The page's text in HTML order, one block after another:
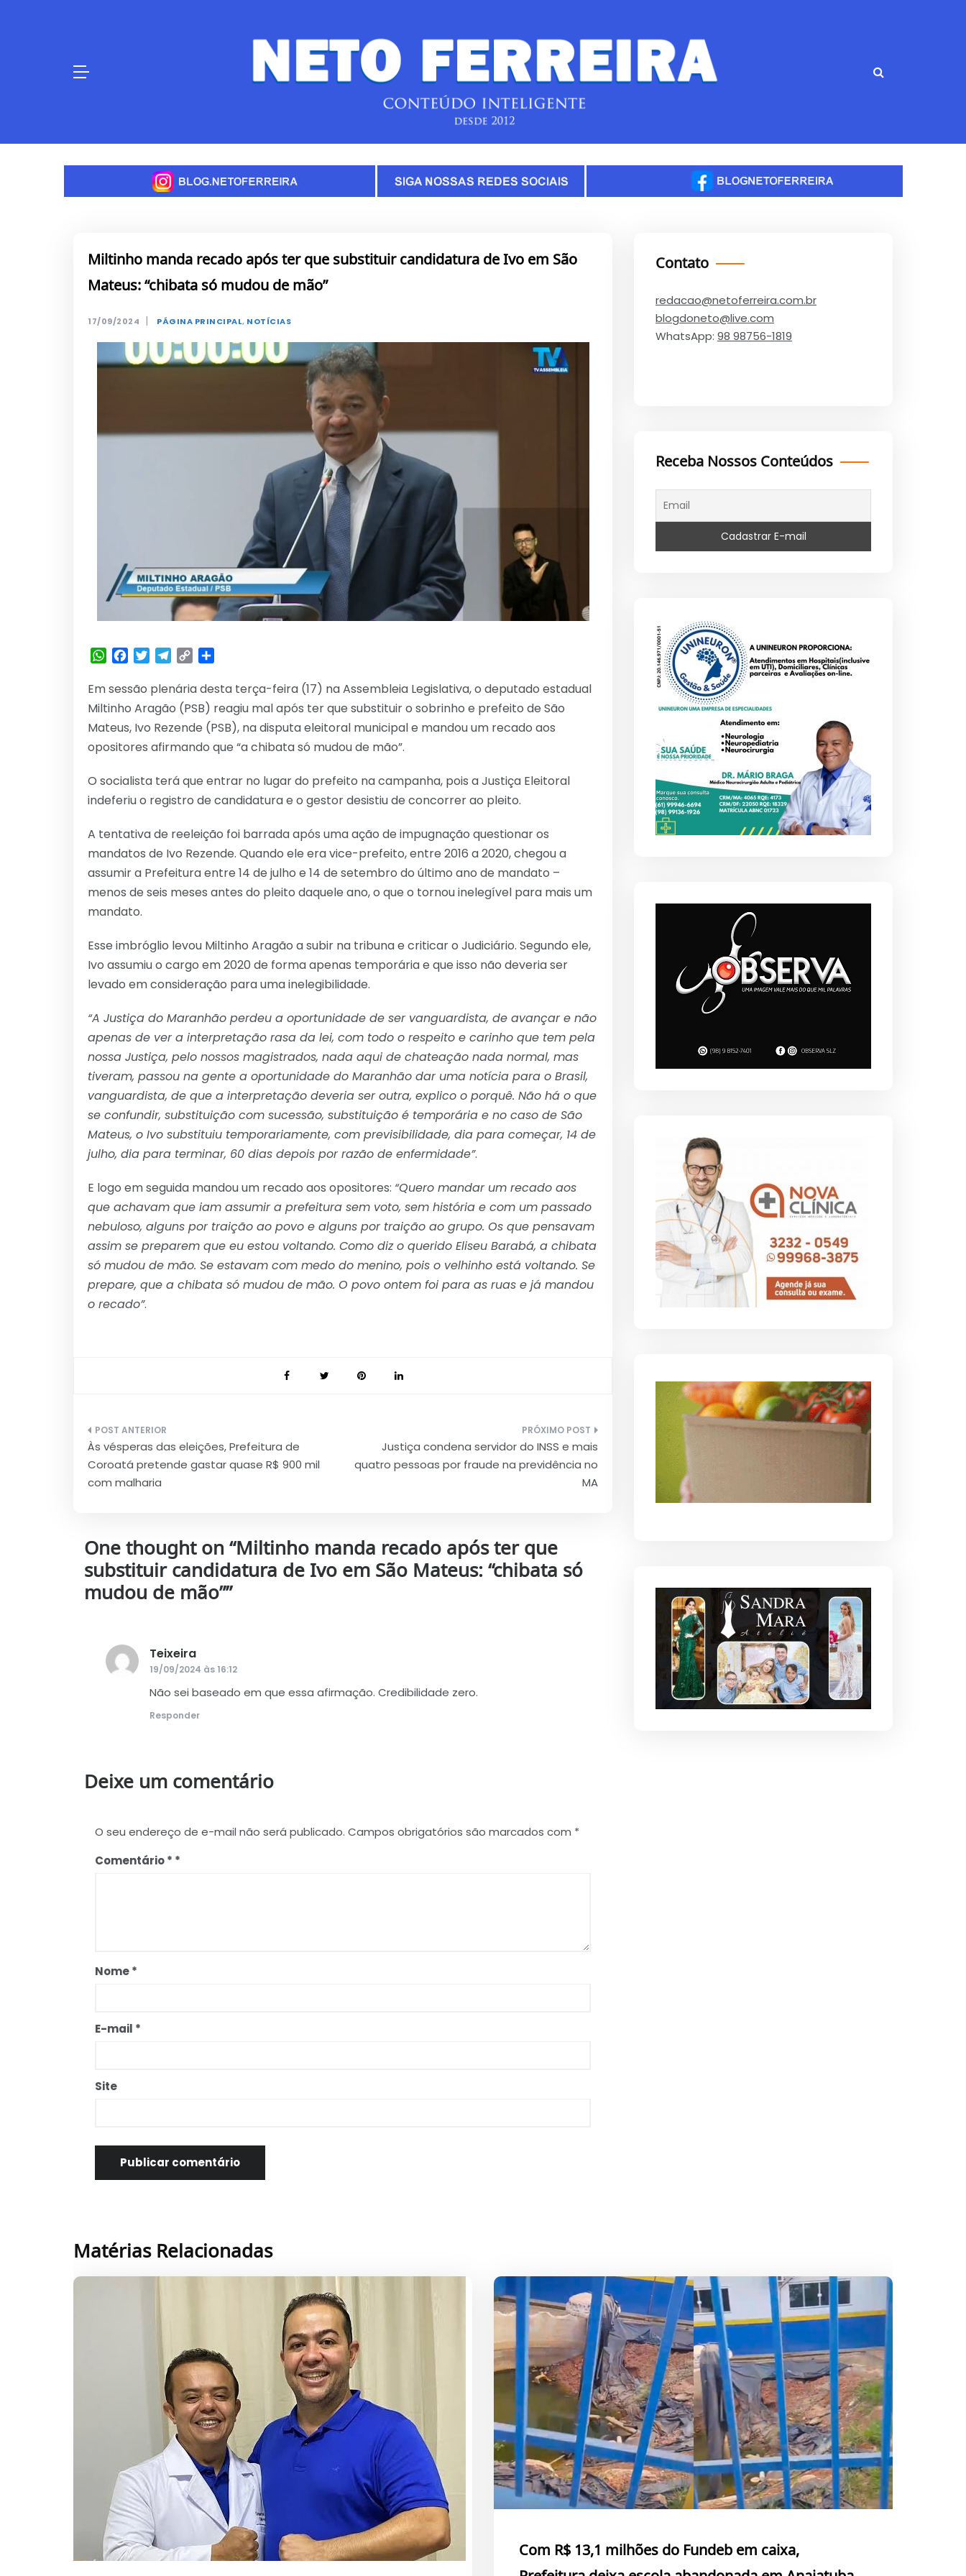
Miltinho manda recado após ter que substituir candidatura de Ivo em São
Mateus: “chibata só mudou de mão”
17/09/2024 | PÁGINA PRINCIPAL, NOTÍCIAS
WhatsApp
Facebook
TwitterTelegram
Copy
Em sessão plenária desta terça-feira (17) na Assembleia Legislativa, o deputado estadual
Miltinho Aragão (PSB) reagiu mal após ter que substituir o sobrinho e prefeito de São
Mateus, Ivo Rezende (PSB), na disputa eleitoral municipal e mandou um recado aos
opositores afirmando que “a chibata só mudou de mão”.
O socialista terá que entrar no lugar do prefeito na campanha, pois a Justiça Eleitoral
indeferiu o registro de candidatura e o gestor desistiu de concorrer ao pleito.
A tentativa de reeleição foi barrada após uma ação de impugnação questionar os
mandatos de Ivo Rezende. Quando ele era vice-prefeito, entre 2016 a 2020, chegou a
assumir a Prefeitura entre 14 de julho e 14 de setembro do último ano de mandato –
menos de seis meses antes do pleito daquele ano, o que o tornou inelegível para mais um
mandato.
Esse imbróglio levou Miltinho Aragão a subir na tribuna e criticar o Judiciário. Segundo ele,
Ivo assumiu o cargo em 2020 de forma apenas temporária e que isso não deveria ser
levado em consideração para uma inelegibilidade.
“A Justiça do Maranhão perdeu a oportunidade de ser vanguardista, de avançar e não
apenas de ver a interpretação rasa da lei, com todo o respeito e carinho que tem pela
nossa Justiça, pelo nossos magistrados, nada aqui de chateação nada normal, mas
tiveram, passou na gente a oportunidade do Maranhão dar uma notícia para o Brasil,
vanguardista, de que a interpretação deveria ser outra, explico o porquê. Não há o que
se confundir, substituição com sucessão, substituição é temporária e no caso de São
Mateus, o Ivo substituiu temporariamente, com previsibilidade, dia para começar, 14 de
julho, dia para terminar, 60 dias depois por razão de enfermidade”.
E logo em seguida mandou um recado aos opositores: “Quero mandar um recado aos
que achavam que iam assumir a prefeitura sem voto, sem história e com um passado
nebuloso, alguns por traição ao povo e alguns por traição ao grupo. Os que pensavam
assim se preparem que eu estou voltando. Como diz o querido Eliseu Barabá, a chibata
só mudou de mão. Se estavam com medo do menino, pois o velhinho está voltando. Se
prepare, que a chibata só mudou de mão. O povo ontem foi para as ruas e já mandou
o recado”.
Navegação
de
Post
Às vésperas das eleições, Prefeitura de
Coroatá pretende gastar quase R$ 900 mil
com malharia
Justiça condena servidor do INSS e mais
quatro pessoas por fraude na previdência no
MA
One thought on “Miltinho manda recado após ter que
substituir candidatura de Ivo em São Mateus: “chibata só
mudou de mão””
Teixeira
19/09/2024 às 16:12
Não sei baseado em que essa afirmação. Credibilidade zero.
Responder
Deixe um comentário
O seu endereço de e-mail não será publicado. Campos obrigatórios são marcados com *
Comentário*
Nome*
E-mail *
Site
Contato
redacao@netoferreira.com.br
blogdoneto@live.com
WhatsApp: 98 98756-1819
Receba Nossos Conteúdos
Matérias Relacionadas
Com R$ 13,1 milhões do Fundeb em caixa,